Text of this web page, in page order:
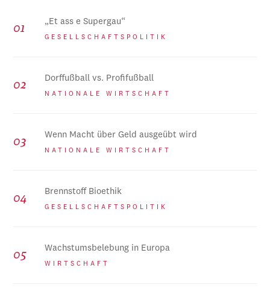
„Et ass e Supergau“
GESELLSCHAFTSPOLITIK
Dorffußball vs. Profifußball
NATIONALE WIRTSCHAFT
Wenn Macht über Geld ausgeübt wird
NATIONALE WIRTSCHAFT
Brennstoff Bioethik
GESELLSCHAFTSPOLITIK
Wachstumsbelebung in Europa
WIRTSCHAFT